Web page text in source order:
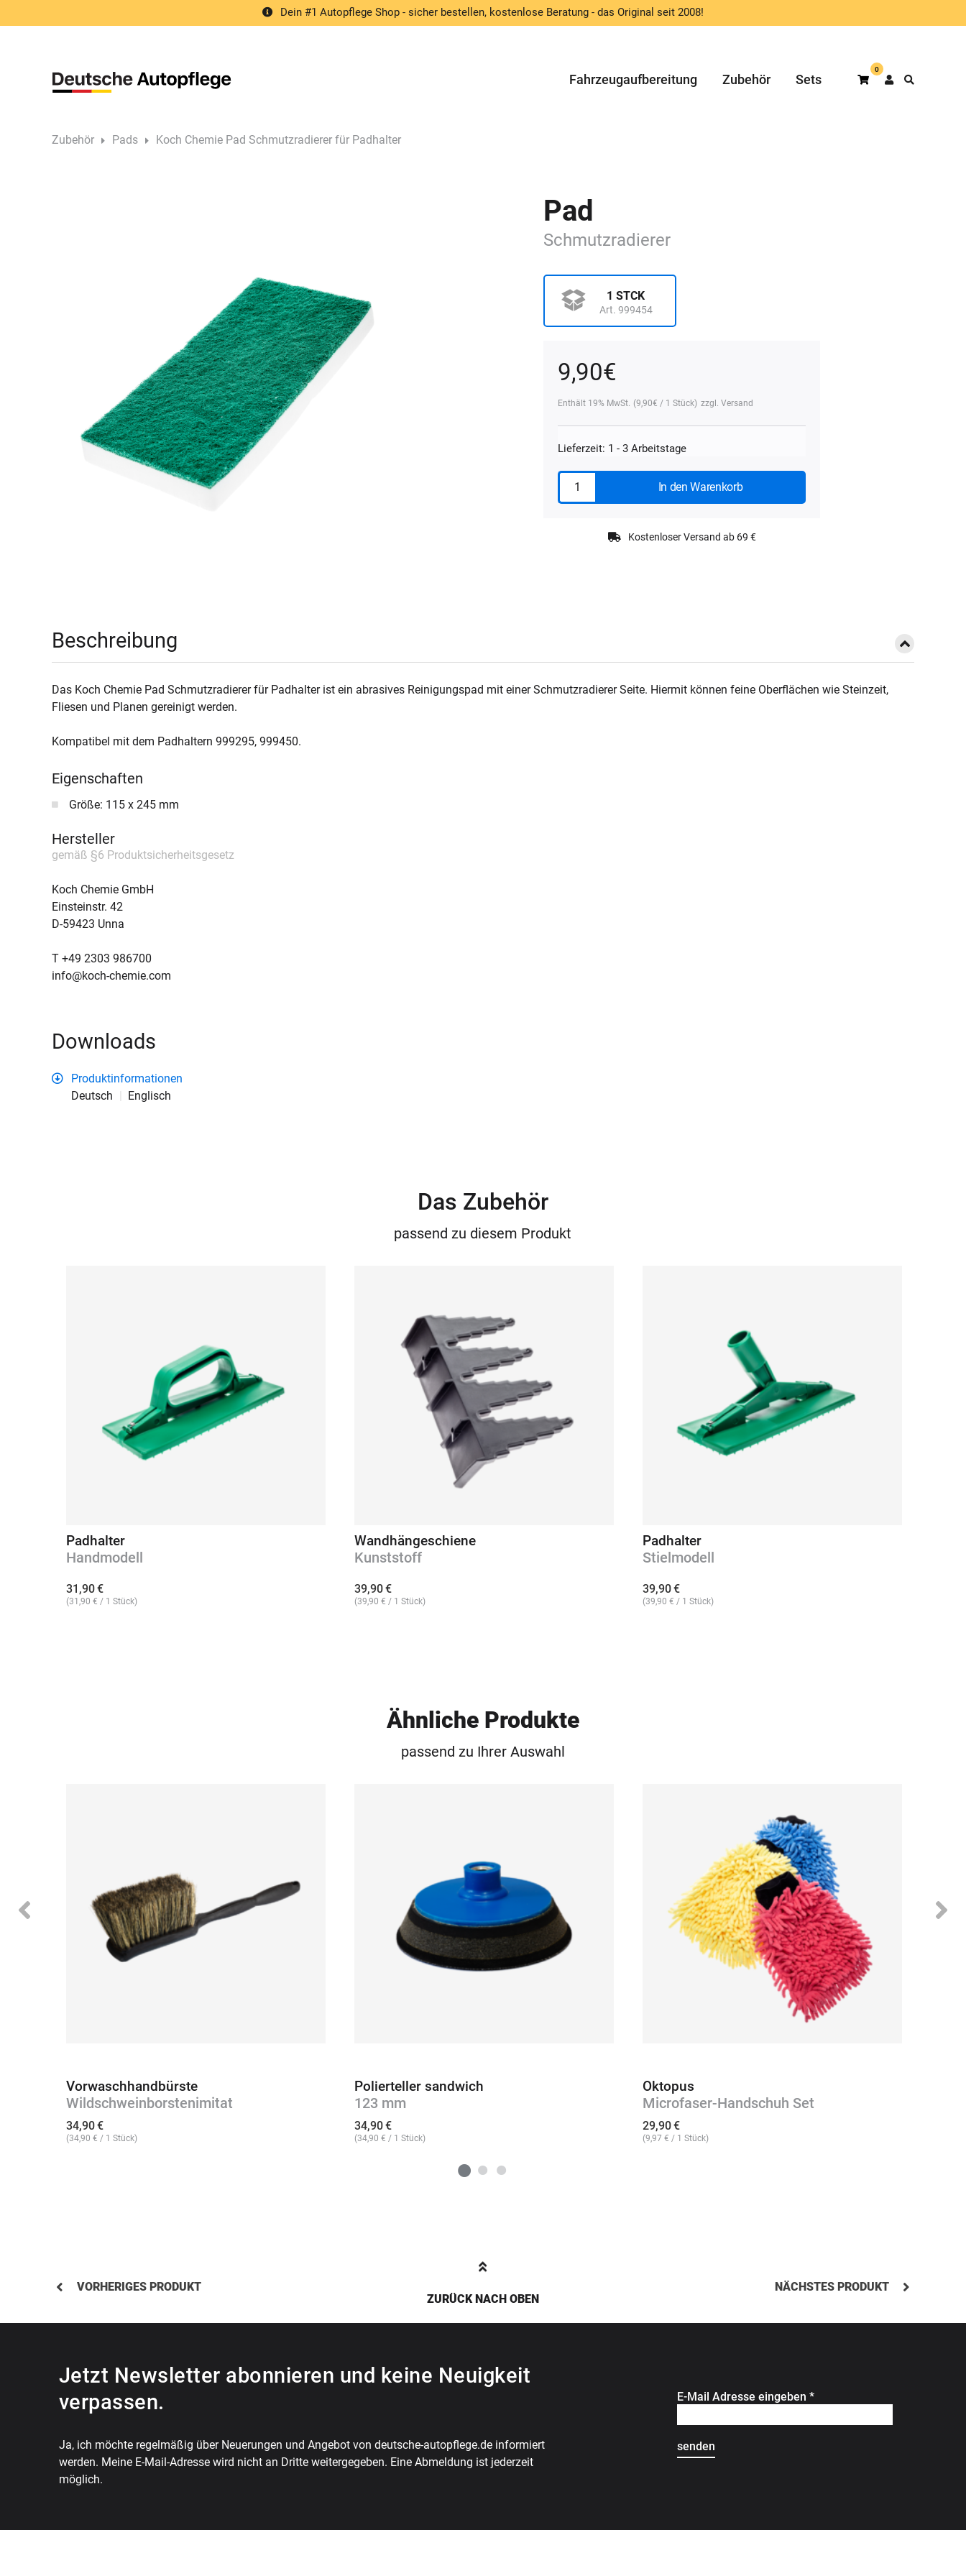
zum
Dein #1 Autopflege Shop - sicher bestellen, kostenlose Beratung - das Original seit 2008!
Fahrzeugaufbereitung Zubehör Sets Warenkorb
0
Zubehör Pads Koch Chemie Pad Schmutzradierer für Padhalter
Pad
Schmutzradierer
1 STCK
Art. 999454
9,90€
Enthält 19% MwSt. (9,90€ / 1 Stück) zzgl. Versand
Lieferzeit: 1 - 3 Arbeitstage
Koch
Chemie
Schmutzradierer
In den Warenkorb
Kostenloser Versand ab 69 €
Beschreibung
Das Koch Chemie Pad Schmutzradierer für Padhalter ist ein abrasives Reinigungspad mit einer Schmutzradierer Seite. Hiermit können feine Oberflächen wie Steinzeit,
Fliesen und Planen gereinigt werden.
Kompatibel mit dem Padhaltern 999295, 999450.
Eigenschaften
Größe: 115 x 245 mm
Hersteller
gemäß §6 Produktsicherheitsgesetz
Koch Chemie GmbH
Einsteinstr. 42
D-59423 Unna
T +49 2303 986700
info@koch-chemie.com
Downloads
Produktinformationen
Deutsch
Englisch
Das Zubehör
passend zu diesem Produkt
Padhalter
Handmodell
31,90€
(31,90 € / 1 Stück)
Wandhängeschiene
Kunststoff
39,90€
(39,90 € / 1 Stück)
Padhalter
Stielmodell
39,90€
(39,90 € / 1 Stück)
Ähnliche Produkte
passend zu Ihrer Auswahl
Vorwaschhandbürste
Wildschweinborstenimitat
34,90€
(34,90 € / 1 Stück)
Polierteller sandwich
123 mm
34,90€
(34,90 € / 1 Stück)
Oktopus
Microfaser-Handschuh Set
29,90€
(9,97 € / 1 Stück)
VORHERIGES PRODUKT
NÄCHSTES PRODUKT
ZURÜCK NACH OBEN
Jetzt Newsletter abonnieren und keine Neuigkeit
verpassen.
Ja, ich möchte regelmäßig über Neuerungen und Angebot von deutsche-autopflege.de informiert
werden. Meine E-Mail-Adresse wird nicht an Dritte weitergegeben. Eine Abmeldung ist jederzeit
möglich.
E-Mail Adresse eingeben *